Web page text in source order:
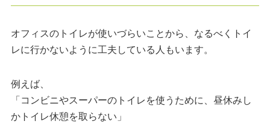
オフィスのトイレが使いづらいことから、なるべくトイ
レに行かないように工夫している人もいます。
例えば、
「コンビニやスーパーのトイレを使うために、昼休みし
かトイレ休憩を取らない」